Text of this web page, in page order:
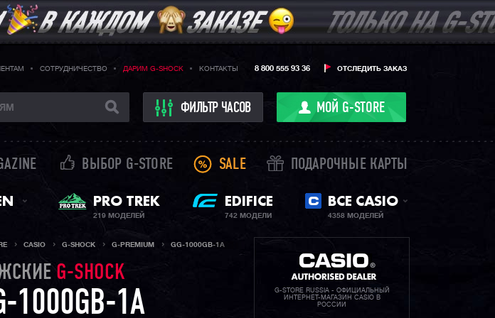
СОТРУДНИЧЕСТВО ДАРИМ G-SHOCK КОНТАКТЫ ОТСЛЕДИТЬ ЗАКАЗ
8 800 555 93 36
ФИЛЬТР ЧАСОВ МОЙ G-STORE
ВЫБОР G-STORE SALE ПОДАРОЧНЫЕ КАРТЫ
PRO TREK
219 МОДЕЛЕЙ
EDIFICE
742 МОДЕЛИ
ВСЕ CASIO
4358 МОДЕЛЕЙ
CASIO G-SHOCK G-PREMIUM GG-1000GB-1A
G-SHOCK
1000GB-1A
G-STORE RUSSIA - ОФИЦИАЛЬНЫЙ
ИНТЕРНЕТ-МАГАЗИН CASIO В
РОССИИ